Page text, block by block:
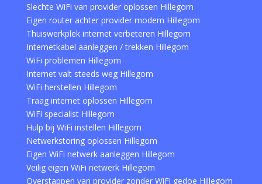
Slechte WiFi van provider oplossen Hillegom
Eigen router achter provider modem Hillegom
Thuiswerkplek internet verbeteren Hillegom
Internetkabel aanleggen / trekken Hillegom
WiFi problemen Hillegom
Internet valt steeds weg Hillegom
WiFi herstellen Hillegom
Traag internet oplossen Hillegom
WiFi specialist Hillegom
Hulp bij WiFi instellen Hillegom
Netwerkstoring oplossen Hillegom
Eigen WiFi netwerk aanleggen Hillegom
Veilig eigen WiFi netwerk Hillegom
Overstappen van provider zonder WiFi gedoe Hillegom